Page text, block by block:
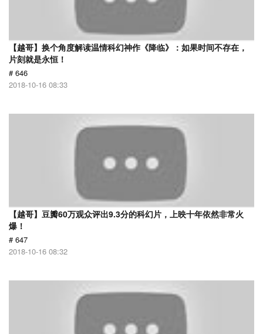
【越哥】换个角度解读温情科幻神作《降临》：如果时间不存在，
片刻就是永恒！
# 646
2018-10-16 08:33
【越哥】豆瓣60万观众评出9.3分的科幻片，上映十年依然非常火
爆！
# 647
2018-10-16 08:32